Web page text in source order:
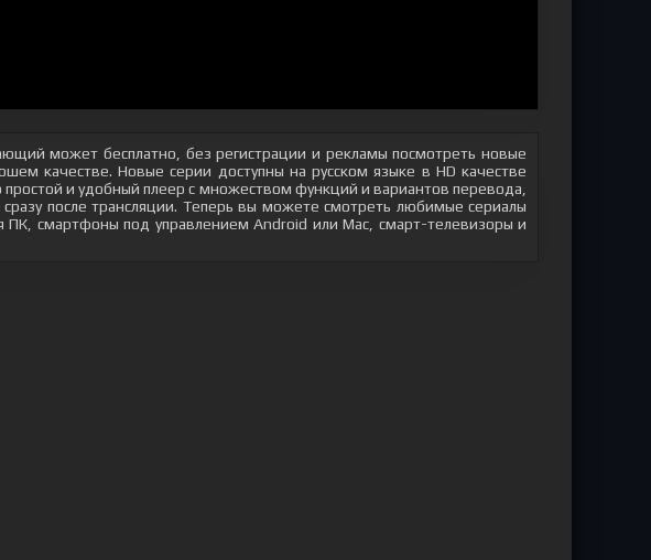
может бесплатно, без регистрации и рекламы посмотреть новые
качестве. Новые серии доступны на русском языке в HD качестве
и удобный плеер с множеством функций и вариантов перевода,
после трансляции. Теперь вы можете смотреть любимые сериалы
ПК, смартфоны под управлением Android или Mac, смарт-телевизоры и